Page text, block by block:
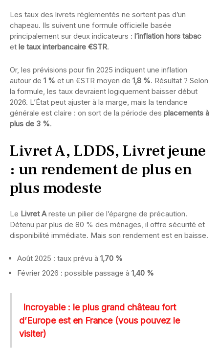
Les taux des livrets réglementés ne sortent pas d’un
chapeau. Ils suivent une formule officielle basée
principalement sur deux indicateurs : l’inflation hors tabac
et le taux interbancaire €STR.
Or, les prévisions pour fin 2025 indiquent une inflation
autour de 1 % et un €STR moyen de 1,8 %. Résultat ? Selon
la formule, les taux devraient logiquement baisser début
2026. L’État peut ajuster à la marge, mais la tendance
générale est claire : on sort de la période des placements à
plus de 3 %.
Livret A, LDDS, Livret jeune
: un rendement de plus en
plus modeste
Le Livret Areste un pilier de l’épargne de précaution.
Détenu par plus de 80 % des ménages, il offre sécurité et
disponibilité immédiate. Mais son rendement est en baisse.
Août 2025 : taux prévu à 1,70 %
Février 2026 : possible passage à 1,40 %
Incroyable : le plus grand château fort
d’Europe est en France (vous pouvez le
visiter)